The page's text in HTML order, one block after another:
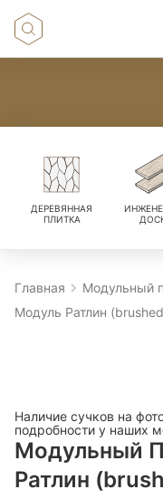
ДЕРЕВЯННАЯ
ПЛИТКА
Главная
Модульный
Модуль Ратлин
Наличие сучков на
подробности у наших
Модульный
Ратлин